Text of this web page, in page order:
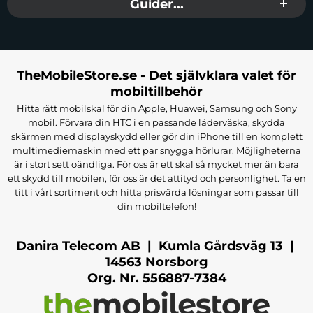
ADD'N Weigh, Auto Shut Off
(anpassningsbar).
Mått:20,2 x 22,1 x 2 cm.
Tillverkare:Terraillon
Guider...
TheMobileStore.se - Det självklara valet för
mobiltillbehör
Hitta rätt mobilskal för din Apple, Huawei, Samsung och Sony
mobil. Förvara din HTC i en passande läderväska, skydda
skärmen med displayskydd eller gör din iPhone till en komplett
multimediemaskin med ett par snygga hörlurar. Möjligheterna
är i stort sett oändliga. För oss är ett skal så mycket mer än bara
ett skydd till mobilen, för oss är det attityd och personlighet. Ta en
titt i vårt sortiment och hitta prisvärda lösningar som passar till
din mobiltelefon!
Danira Telecom AB | Kumla Gårdsväg 13 |
14563 Norsborg
Org. Nr. 556887-7384